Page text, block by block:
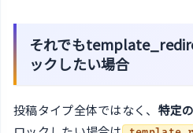
それでも
ックしたい場合
投稿タイプ全体ではなく、 特定